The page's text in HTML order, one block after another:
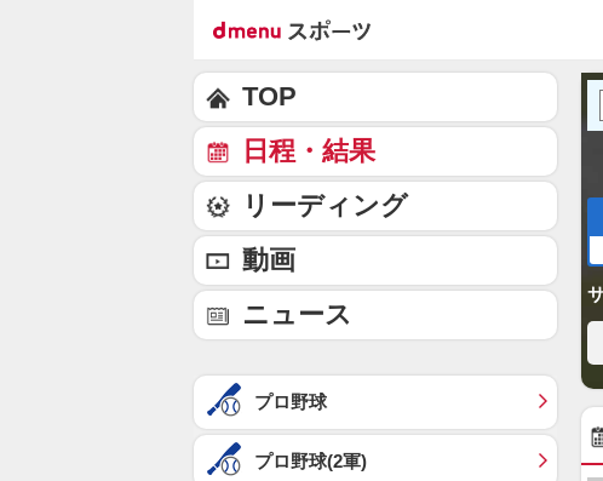
TOP
日程・結果
リーディング
動画
ニュース
プロ野球
プロ野球(2軍)